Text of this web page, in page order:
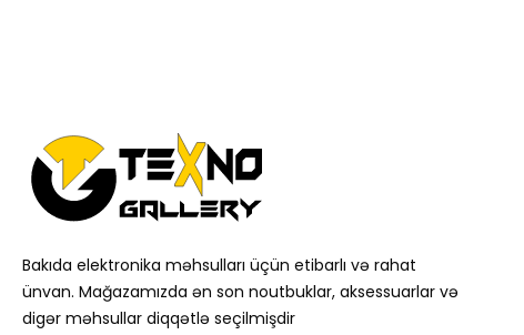
Bakıda elektronika məhsulları üçün etibarlı və rahat
ünvan. Mağazamızda ən son noutbuklar, aksessuarlar və
digər məhsullar diqqətlə seçilmişdir